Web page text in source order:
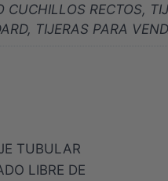
CUCHILLOS RECTOS,
TIJERAS PARA